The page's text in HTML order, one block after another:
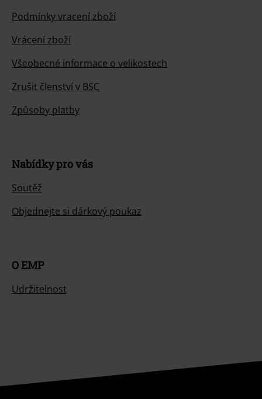
Podmínky vracení zboží
Vrácení zboží
Všeobecné informace o velikostech
Zrušit členství v BSC
Způsoby platby
Nabídky pro vás
Soutěž
Objednejte si dárkový poukaz
O EMP
Udržitelnost